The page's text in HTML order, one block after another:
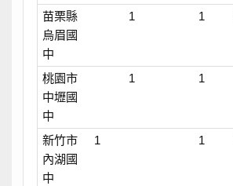
苗栗縣
烏眉國
中
1 1
桃園市
中壢國
中
1 1
新竹市
內湖國
中
1 1